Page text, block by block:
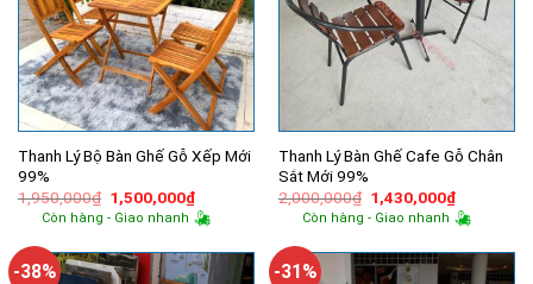
Thanh Lý Bộ Bàn Ghế Gỗ Xếp Mới
99%
1,950,000₫ Giá
gốc
là:
1,500,000₫Giá
hiện
tại
1,500,000₫.
Còn hàng - Giao nhanh
Thanh Lý Bàn Ghế Cafe Gỗ Chân
Sắt Mới 99%
2,000,000₫ Giá
gốc
là:
1,430,000₫Giá
hiện
tại
Còn hàng - Giao nhanh
-38% -31%